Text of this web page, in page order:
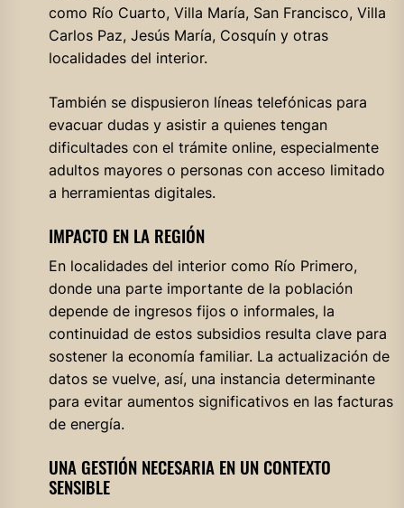
como Río Cuarto, Villa María, San Francisco, Villa
Carlos Paz, Jesús María, Cosquín y otras
localidades del interior.
También se dispusieron líneas telefónicas para
evacuar dudas y asistir a quienes tengan
dificultades con el trámite online, especialmente
adultos mayores o personas con acceso limitado
a herramientas digitales.
IMPACTO EN LA REGIÓN
En localidades del interior como Río Primero,
donde una parte importante de la población
depende de ingresos fijos o informales, la
continuidad de estos subsidios resulta clave para
sostener la economía familiar. La actualización de
datos se vuelve, así, una instancia determinante
para evitar aumentos significativos en las facturas
de energía.
UNA GESTIÓN NECESARIA EN UN CONTEXTO
SENSIBLE